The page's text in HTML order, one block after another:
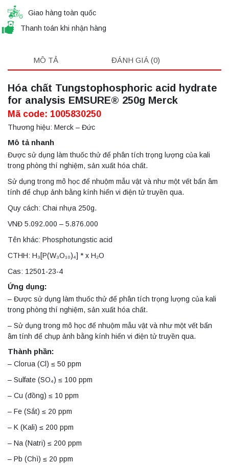
Giao hàng toàn quốc
Thanh toán khi nhận hàng
MÔ TẢ ĐÁNH GIÁ (0)
Hóa chất Tungstophosphoric acid hydrate
for analysis EMSURE® 250g Merck
Mã code: 1005830250
Thương hiệu: Merck – Đức
Mô tả nhanh
Được sử dụng làm thuốc thử để phân tích trọng lượng của kali
trong phòng thí nghiệm, sản xuất hóa chất.
Sử dụng trong mô học để nhuộm mẫu vật và như một vết bẩn âm
tính để chụp ảnh bằng kính hiển vi điện tử truyền qua.
Quy cách: Chai nhựa 250g.
VNĐ 5.092.000 – 5.876.000
Tên khác: Phosphotungstic acid
CTHH: H₃[P(W₃O₁₀)₄] * x H₂O
Cas: 12501-23-4
Ứng dụng:
– Được sử dụng làm thuốc thử để phân tích trọng lượng của kali
trong phòng thí nghiệm, sản xuất hóa chất.
– Sử dụng trong mô học để nhuộm mẫu vật và như một vết bẩn
âm tính để chụp ảnh bằng kính hiển vi điện tử truyền qua.
Thành phần:
– Clorua (Cl) ≤ 50 ppm
– Sulfate (SO₄) ≤ 100 ppm
– Cu (đồng) ≤ 10 ppm
– Fe (Sắt) ≤ 20 ppm
– K (Kali) ≤ 200 ppm
– Na (Natri) ≤ 200 ppm
– Pb (Chì) ≤ 20 ppm